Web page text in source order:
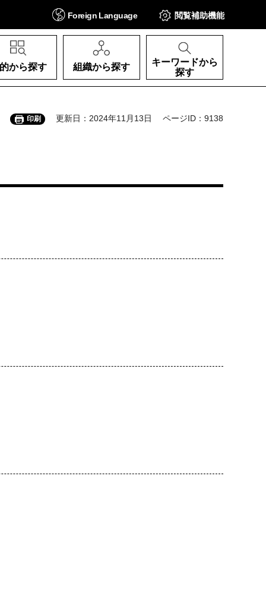
Foreign Language 閲覧補助機能
から探す 組織から探す
キーワードから
探す
印刷 更新日：2024年11月13日 ページID：9138